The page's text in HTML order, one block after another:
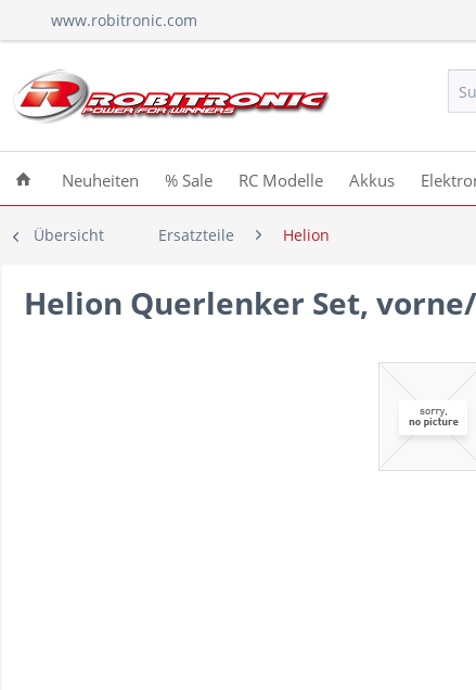
www.robitronic.com
Neuheiten % Sale RC Modelle Akkus
Übersicht Ersatzteile Helion
Helion Querlenker Set,